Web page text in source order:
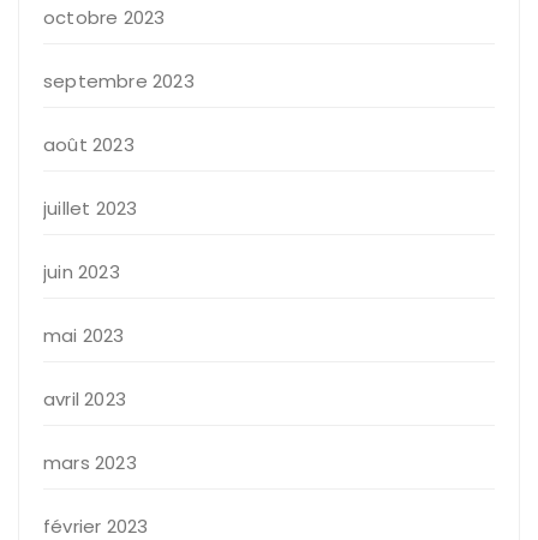
octobre 2023
septembre 2023
août 2023
juillet 2023
juin 2023
mai 2023
avril 2023
mars 2023
février 2023